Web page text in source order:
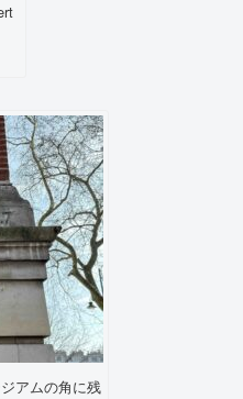
アムの角に残